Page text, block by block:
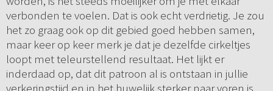
verbonden te voelen. Dat is ook echt verdrietig. Je zou
het zo graag ook op dit gebied goed hebben samen,
maar keer op keer merk je dat je dezelfde cirkeltjes
loopt met teleurstellend resultaat. Het lijkt er
inderdaad op, dat dit patroon al is ontstaan in jullie